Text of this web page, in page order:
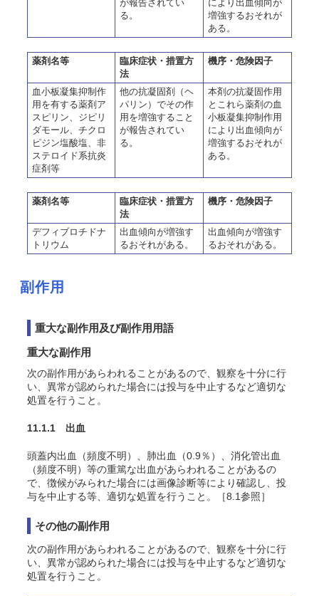
が報告されてい
る。
により出血傾向が
増強するおそれが
ある。
薬剤名等
臨床症状・措置方
法
機序・危険因子
血小板凝集抑制作
用を有する薬剤ア
スピリン、ジピリ
ダモール、チクロ
ピジン塩酸塩、非
ステロイド系抗炎
症剤等
他の抗凝固剤（ヘ
パリン）でその作
用を増強すること
が報告されてい
る。
本剤の抗凝固作用
とこれら薬剤の血
小板凝集抑制作用
により出血傾向が
増強するおそれが
ある。
薬剤名等
臨床症状・措置方
法
機序・危険因子
デフィブロチドナ
トリウム
出血傾向が増強す
るおそれがある。
出血傾向が増強す
るおそれがある。
副作用
重大な副作用及び副作用用語
重大な副作用
次の副作用があらわれることがあるので、観察を十分に行
い、異常が認められた場合には投与を中止するなど適切な
処置を行うこと。
11.1.1 出血
頭蓋内出血（頻度不明）、肺出血（0.9％）、消化管出血
（頻度不明）等の重篤な出血があらわれることがあるの
で、徴候がみられた場合には画像診断等により確認し、投
与を中止する等、適切な処置を行うこと。［8.1参照］
その他の副作用
次の副作用があらわれることがあるので、観察を十分に行
い、異常が認められた場合には投与を中止するなど適切な
処置を行うこと。